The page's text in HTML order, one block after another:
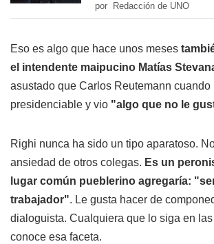
por Redacción de UNO
Eso es algo que hace unos meses
el intendente maipucino Matías
asustado que Carlos Reutemann cuando
presidenciable y vio "algo que no le
Righi nunca ha sido un tipo aparatoso.
ansiedad de otros colegas. Es un
lugar común pueblerino agregaría:
trabajador". Le gusta hacer de
dialoguista. Cualquiera que lo siga en
conoce esa faceta.